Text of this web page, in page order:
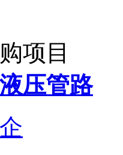
项目
压管路